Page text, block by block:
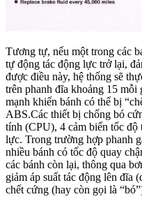
Tương tự, nếu một trong các
tự động tác động lực trở lại,
được điều này, hệ thống sẽ
trên phanh đĩa khoảng 15
mạnh khiến bánh có thể bị
ABS.Các thiết bị chống bó
tính (CPU), 4 cảm biến tốc độ
lực. Trong trường hợp phanh
nhiều bánh có tốc độ quay
các bánh còn lại, thông qua
giảm áp suất tác động lên đĩa
chết cứng (hay còn gọi là